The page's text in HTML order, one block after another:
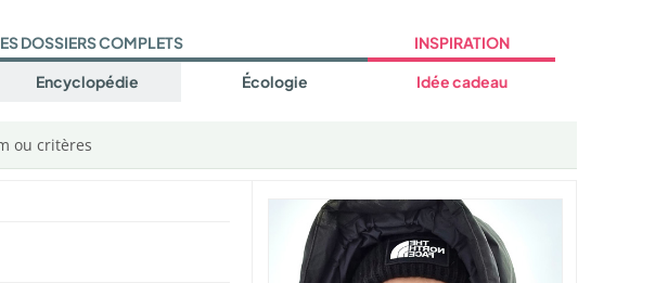
DOSSIERS COMPLETS
Encyclopédie Écologie
INSPIRATION
Idée cadeau
ou critères